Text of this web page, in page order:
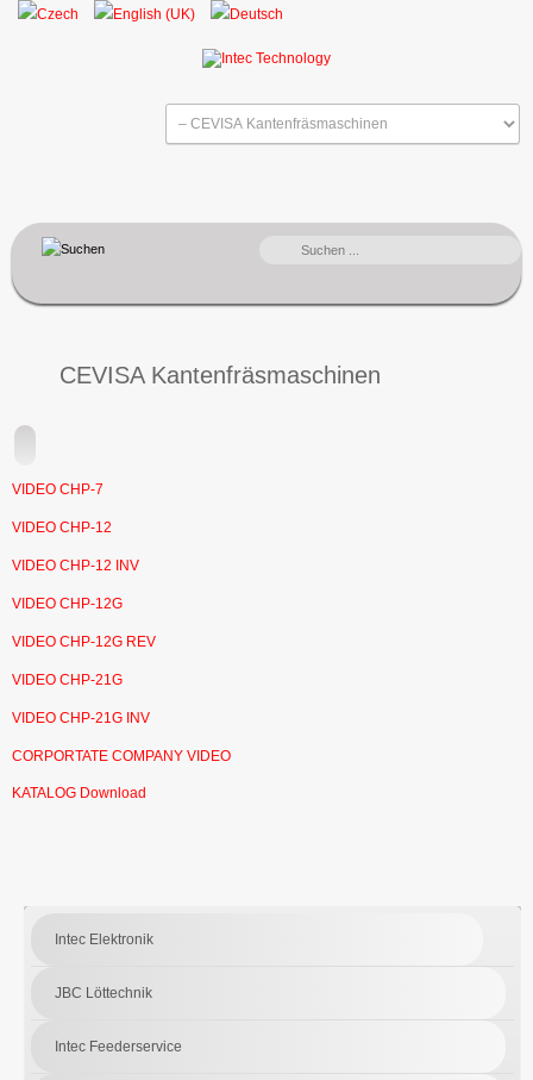
SUCHEN
CEVISA Kantenfräsmaschinen
VIDEO CHP-7
VIDEO CHP-12
VIDEO CHP-12 INV
VIDEO CHP-12G
VIDEO CHP-12G REV
VIDEO CHP-21G
VIDEO CHP-21G INV
CORPORTATE COMPANY VIDEO
KATALOG Download
Intec Elektronik
JBC Löttechnik
Intec Feederservice